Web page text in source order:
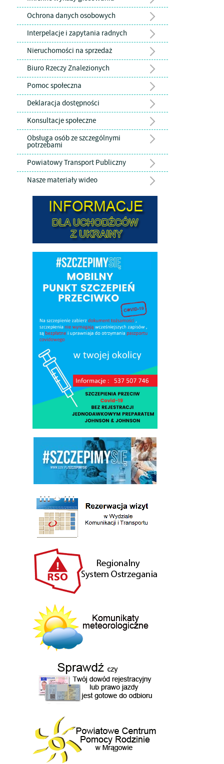
Ochrona danych osobowych
Interpelacje i zapytania radnych
Nieruchomości na sprzedaż
Biuro Rzeczy Znalezionych
Pomoc społeczna
Deklaracja dostępności
Konsultacje społeczne
Obsługa osób ze szczególnymi
potrzebami
Powiatowy Transport Publiczny
Nasze materiały wideo